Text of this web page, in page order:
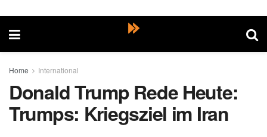
Home International
Donald Trump Rede Heute:
Trumps: Kriegsziel im Iran